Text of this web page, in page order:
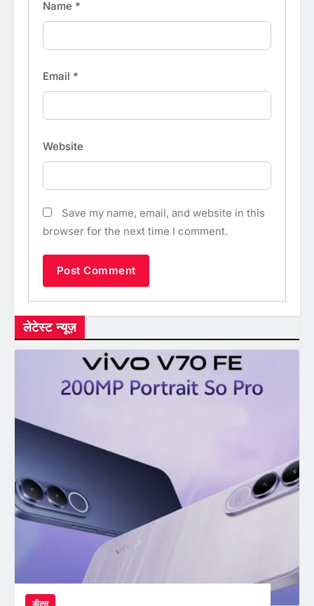
Name *
Email *
Website
Save my name, email, and website in this
browser for the next time I comment.
लेटेस्ट न्यूज़
डील्स